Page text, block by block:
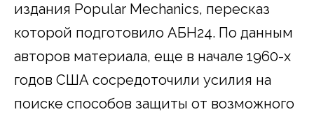
издания Popular Mechanics, пересказ
которой подготовило АБН24. По данным
авторов материала, еще в начале 1960-х
годов США сосредоточили усилия на
поиске способов защиты от возможного